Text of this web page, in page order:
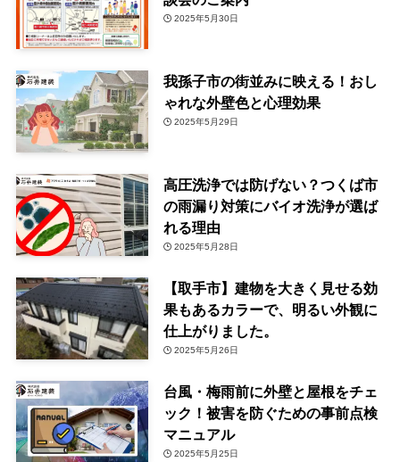
2025年5月30日
我孫子市の街並みに映える！おし
ゃれな外壁色と心理効果
2025年5月29日
高圧洗浄では防げない？つくば市
の雨漏り対策にバイオ洗浄が選ば
れる理由
2025年5月28日
【取手市】建物を大きく見せる効
果もあるカラーで、明るい外観に
仕上がりました。
2025年5月26日
台風・梅雨前に外壁と屋根をチェ
ック！被害を防ぐための事前点検
マニュアル
2025年5月25日